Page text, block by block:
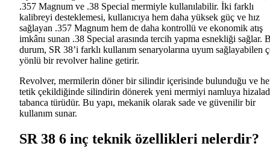
.357 Magnum ve .38 Special mermiyle kullanılabilir. İki farklı
kalibreyi desteklemesi, kullanıcıya hem daha yüksek güç ve hız
sağlayan .357 Magnum hem de daha kontrollü ve ekonomik atış
imkânı sunan .38 Special arasında tercih yapma esnekliği sağlar.
durum, SR 38’i farklı kullanım senaryolarına uyum sağlayabilen
yönlü bir revolver haline getirir.
Revolver, mermilerin döner bir silindir içerisinde bulunduğu ve
tetik çekildiğinde silindirin dönerek yeni mermiyi namluya
tabanca türüdür. Bu yapı, mekanik olarak sade ve güvenilir bir
kullanım sunar.
SR 38 6 inç teknik özellikleri nelerdir?